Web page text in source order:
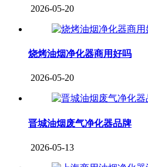
2026-05-20
烧烤油烟净化器商用好吗
2026-05-20
晋城油烟废气净化器品牌
2026-05-13